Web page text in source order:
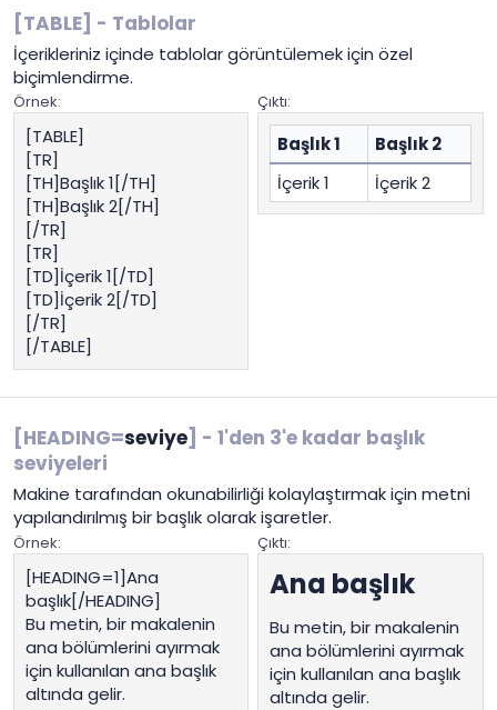
[TABLE] - Tablolar
İçerikleriniz içinde tablolar görüntülemek için özel
biçimlendirme.
Örnek:
[TABLE]
[TR]
[TH]Başlık 1[/TH]
[TH]Başlık 2[/TH]
[/TR]
[TR]
[TD]İçerik 1[/TD]
[TD]İçerik 2[/TD]
[/TR]
[/TABLE]
Çıktı:
Başlık 1
Başlık 2
İçerik 1
İçerik 2
[HEADING=seviye] - 1'den 3'e kadar başlık
seviyeleri
Makine tarafından okunabilirliği kolaylaştırmak için metni
yapılandırılmış bir başlık olarak işaretler.
Örnek:
[HEADING=1]Ana
başlık[/HEADING]
Bu metin, bir makalenin
ana bölümlerini ayırmak
için kullanılan ana başlık
altında gelir.
Çıktı:
Ana başlık​
Bu metin, bir makalenin
ana bölümlerini ayırmak
için kullanılan ana başlık
altında gelir.